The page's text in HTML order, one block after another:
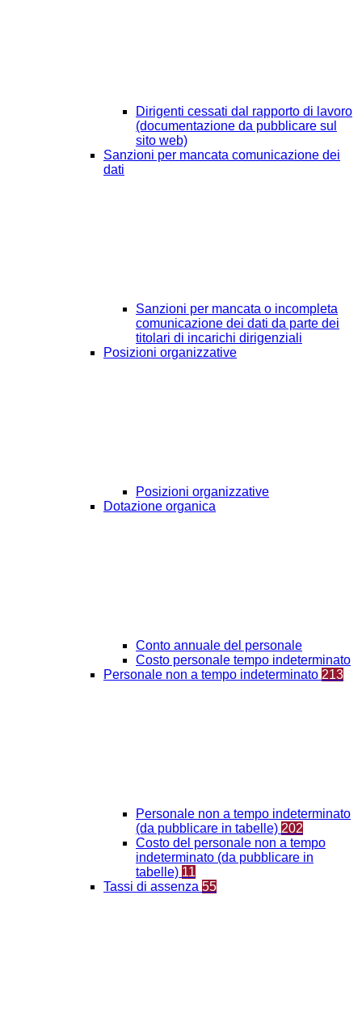
Dirigenti cessati dal rapporto di lavoro
(documentazione da pubblicare sul
sito web)
Sanzioni per mancata comunicazione dei
dati
Sanzioni per mancata o incompleta
comunicazione dei dati da parte dei
titolari di incarichi dirigenziali
Posizioni organizzative
Posizioni organizzative
Dotazione organica
Conto annuale del personale
Costo personale tempo indeterminato
Personale non a tempo indeterminato 213
Personale non a tempo indeterminato
(da pubblicare in tabelle) 202
Costo del personale non a tempo
indeterminato (da pubblicare in
tabelle) 11
Tassi di assenza 55